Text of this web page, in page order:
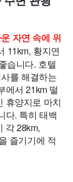
자연 속에 위
11km, 황지연
습니다. 호텔
를 해결하는
에서 21km 떨
휴양지로 마치
다. 특히 태백
각 28km,
즐기기에 적